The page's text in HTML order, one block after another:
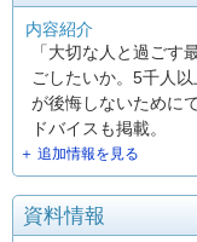
内容紹介
「大切な人と過ごす
ごしたいか。5千人
が後悔しないために
ドバイスも掲載。
＋ 追加情報を見る
資料情報